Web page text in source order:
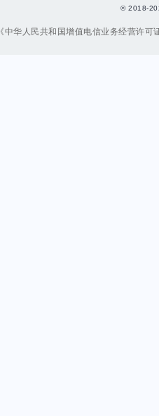
© 2018-
《中华人民共和国增值电信业务经营许